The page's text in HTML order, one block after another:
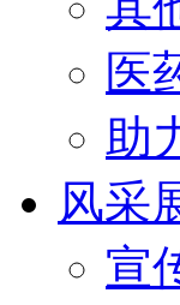
医
助
风采
宣